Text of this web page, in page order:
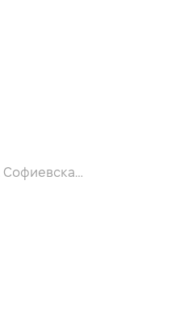
08131, Киевская обл., с. Софиевская Борщаговка, ул. Большая Кольцевая, 60